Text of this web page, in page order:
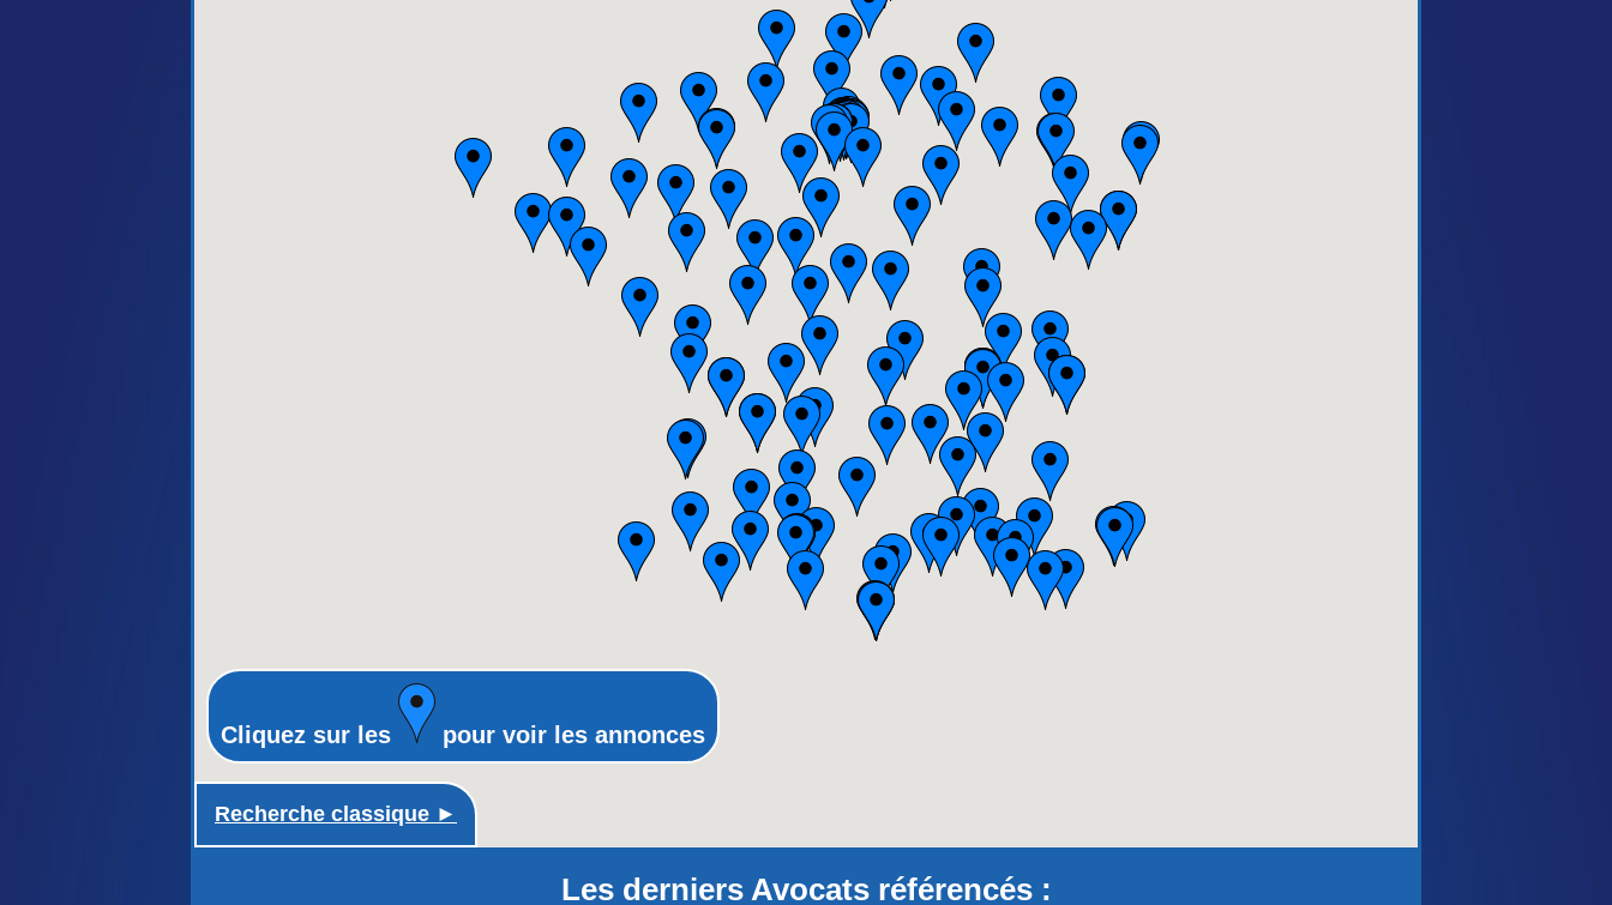
Basse-Normandie
Bourgogne
Bretagne
Centre
Champagne-Ardenne
Franche-Comté
Haute-Normandie
Ile-de-France
Languedoc-Roussillon
Limousin
Lorraine
Midi-Pyrénées
Nord-Pas-de-Calais
Pays-de-la-Loire
Picardie
Poitou-Charentes
Provence-Alpes-Côte-d'Azur(paca)
Recherche classique ►
Cliquez sur les pour voir les annonces
Les derniers Avocats référencés :